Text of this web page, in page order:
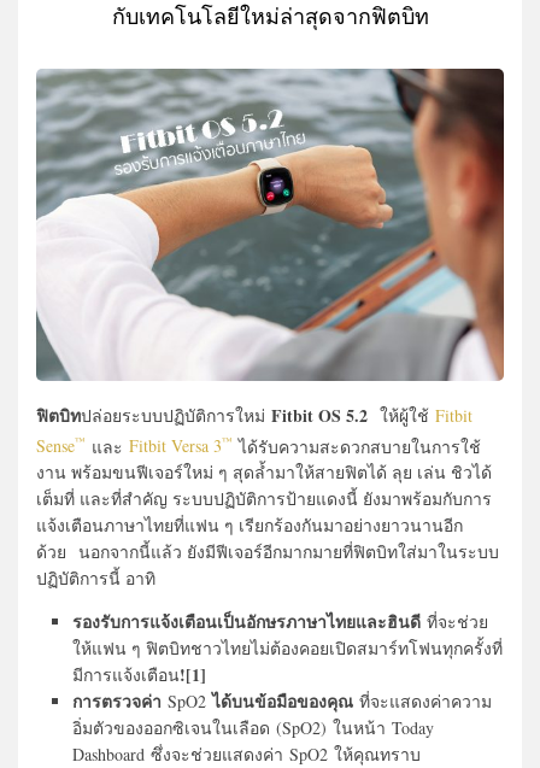
กับเทคโนโลยีใหม่ล่าสุดจากฟิตบิท
ฟิตบิทปล่อยระบบปฏิบัติการใหม่ Fitbit OS 5.2 ให้ผู้ใช้ Fitbit
Sense™ และ Fitbit Versa 3™ ได้รับความสะดวกสบายในการใช้
งาน พร้อมขนฟีเจอร์ใหม่ ๆ สุดล้ำมาให้สายฟิตได้ ลุย เล่น ชิวได้
เต็มที่ และที่สำคัญ ระบบปฏิบัติการป้ายแดงนี้ ยังมาพร้อมกับการ
แจ้งเตือนภาษาไทยที่แฟน ๆ เรียกร้องกันมาอย่างยาวนานอีก
ด้วย นอกจากนี้แล้ว ยังมีฟีเจอร์อีกมากมายที่ฟิตบิทใส่มาในระบบ
ปฏิบัติการนี้ อาทิ
รองรับการแจ้งเตือนเป็นอักษรภาษาไทยและฮินดี ที่จะช่วย
ให้แฟน ๆ ฟิตบิทชาวไทยไม่ต้องคอยเปิดสมาร์ทโฟนทุกครั้งที่
มีการแจ้งเตือน![1]
การตรวจค่า SpO2ได้บนข้อมือของคุณ ที่จะแสดงค่าความ
อิ่มตัวของออกซิเจนในเลือด (SpO2) ในหน้า Today
Dashboard ซึ่งจะช่วยแสดงค่า SpO2 ให้คุณทราบ